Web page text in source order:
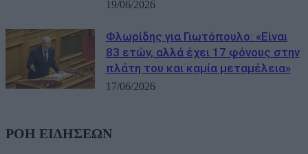
19/06/2026
Φλωρίδης για Γιωτόπουλο: «Είναι
83 ετών, αλλά έχει 17 φόνους στην
πλάτη του και καμία μεταμέλεια»
17/06/2026
ΡΟΗ ΕΙΔΗΣΕΩΝ